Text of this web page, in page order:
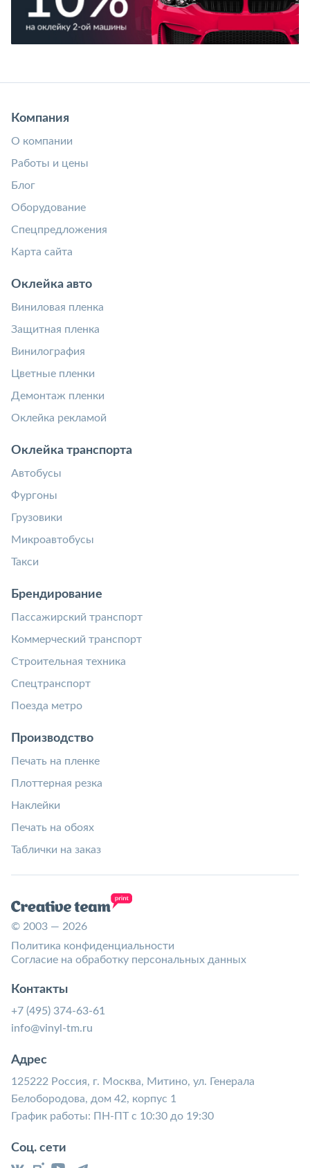
Компания
О компании
Работы и цены
Блог
Оборудование
Спецпредложения
Карта сайта
Оклейка авто
Виниловая пленка
Защитная пленка
Винилография
Цветные пленки
Демонтаж пленки
Оклейка рекламой
Оклейка транспорта
Автобусы
Фургоны
Грузовики
Микроавтобусы
Такси
Брендирование
Пассажирский транспорт
Коммерческий транспорт
Строительная техника
Спецтранспорт
Поезда метро
Производство
Печать на пленке
Плоттерная резка
Наклейки
Печать на обоях
Таблички на заказ
© 2003 — 2026
Политика конфиденциальности
Согласие на обработку персональных данных
Контакты
+7 (495) 374-63-61
info@vinyl-tm.ru
Адрес
125222 Россия, г. Москва, Митино, ул. Генерала
Белобородова, дом 42, корпус 1
График работы: ПН-ПТ с 10:30 до 19:30
Соц. сети